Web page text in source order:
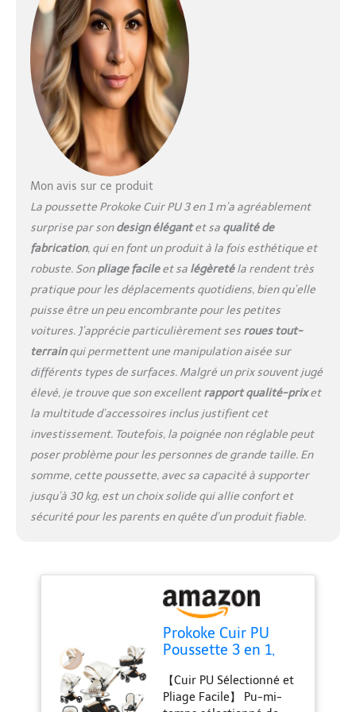
pour votre bébé. Le
mécanisme de pliage de
ce landau est
ingénieusement conçu
pour la simplicité et
l'efficacité, permettant le
fonctionnement d'une
seule main. 【Siège de
Coquille d'oeuf Rotatif à
dispose d'un design
rotatif à 360° et d'un
siège de coquille d'oeuf
bionique. Cette
configuration unique
élève votre bébé au-
dessus du niveau du sol,
favorisant un
environnement plus
propre et facilitant une
observation facile de leur
environnement. Ce
panier de couchage
réversible favorise le lien
parent-bébé en
permettant à votre tout-
petit de vous faire face
pendant les promenades.
【Poussette 3 en 1
Polyvalent】 Cette
pour s'adapter
parfaitement aux
besoins en évolution de
votre bébé. Cette
poussette adaptable
peut être ajustée de
manière transparente
entre les modes pour
répondre à une variété
Mon avis sur ce produit
La poussette Prokoke Cuir PU 3 en 1 m’a agréablement
surprise par sondesign élégantet sa qualité de
fabrication, qui en font un produit à la fois esthétique et
robuste. Sonpliage facileet sa légèretéla rendent très
pratique pour les déplacements quotidiens, bien qu’elle
puisse être un peu encombrante pour les petites
voitures. J’apprécie particulièrement ses roues tout-
terrainqui permettent une manipulation aisée sur
différents types de surfaces. Malgré un prix souvent jugé
élevé, je trouve que son excellentrapport qualité-prixet
la multitude d’accessoires inclus justifient cet
investissement. Toutefois, la poignée non réglable peut
poser problème pour les personnes de grande taille. En
somme, cette poussette, avec sa capacité à supporter
jusqu’à 30 kg, est un choix solide qui allie confort et
sécurité pour les parents en quête d’un produit fiable.
Prokoke Cuir PU
Poussette 3 en 1,
Siège Réglable
Rotation à 360°,
【Cuir PU Sélectionné et
Pliage Facile】 Pu-mi-